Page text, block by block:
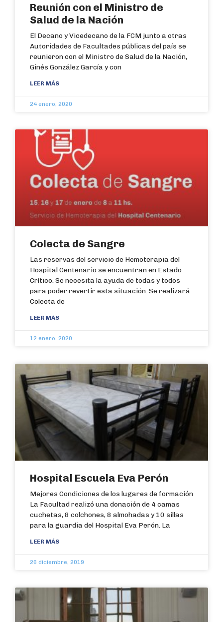
Reunión con el Ministro de
Salud de la Nación
El Decano y Vicedecano de la FCM junto a otras
Autoridades de Facultades públicas del país se
reunieron con el Ministro de Salud de la Nación,
Ginés González García y con
LEER MÁS
24 enero, 2020
Colecta de Sangre
Las reservas del servicio de Hemoterapia del
Hospital Centenario se encuentran en Estado
Crítico. Se necesita la ayuda de todas y todos
para poder revertir esta situación. Se realizará
Colecta de
LEER MÁS
12 enero, 2020
Hospital Escuela Eva Perón
Mejores Condiciones de los lugares de formación
La Facultad realizó una donación de 4 camas
cuchetas, 8 colchones, 8 almohadas y 10 sillas
para la guardia del Hospital Eva Perón. La
LEER MÁS
26 diciembre, 2019